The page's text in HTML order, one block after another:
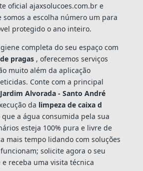
oficial ajaxsolucoes.com.br e
a escolha número um para
protegido o ano inteiro.
completa do seu espaço com
pragas , oferecemos serviços
muito além da aplicação
Conte com a principal
Alvorada - Santo André
da limpeza de caixa d
a água consumida pela sua
esteja 100% pura e livre de
mais tempo lidando com soluções
solicite agora o seu
receba uma visita técnica